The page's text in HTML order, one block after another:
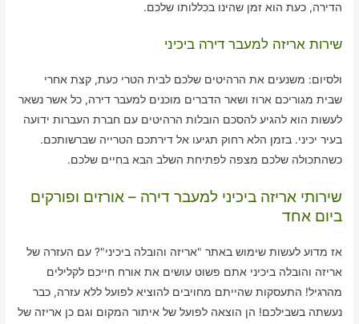
הדירה, כעת הוא זמן שהינו בכללותו שלכם.
שירות אריזה למעבר דירה ביכיני
ולסיום: משנעים את הרהיטים שלכם לבית הטרי כעת, קצת אחרי
שבית מגוריכם ארוז ושאר הדברים מוכנים למעבר דירה, כל אשר נשאר
לעשות הוא להגיע להסכם הובלות הרהיטים עם חברת העברות ידועה
בעיר יכיני. בזמן הלא רחוק תגיעו אל דירתכם הטרייה שברשותכם.
כשהתכולה שלכם מצפה לפתיחת השלב הבא בחיים שלכם.
שירותי אריזה ביכיני למעבר דירה – אורזים ופורקים
ביום אחד
אז מדוע לעשות שימוש באתר "אריזה והובלה ביכיני"? עם העזרה של
אריזה והובלה ביכיני אתם פשוט עושים את אורח חייכם לקלילים
מהרגיל! התעסקות שהייתם מחויבים להוציא לפועל ללא עזרה, כבר
נעשתה בשבילכם! הן הוצאה לפועל של איתור המקום וגם כן אריזה של